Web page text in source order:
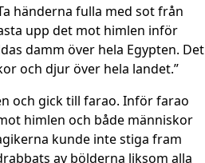
händerna fulla med sot från
upp det mot himlen inför
damm över hela Egypten. Det
och djur över hela landet.”
och gick till farao. Inför farao
himlen och både människor
kunde inte stiga fram
av bölderna liksom alla